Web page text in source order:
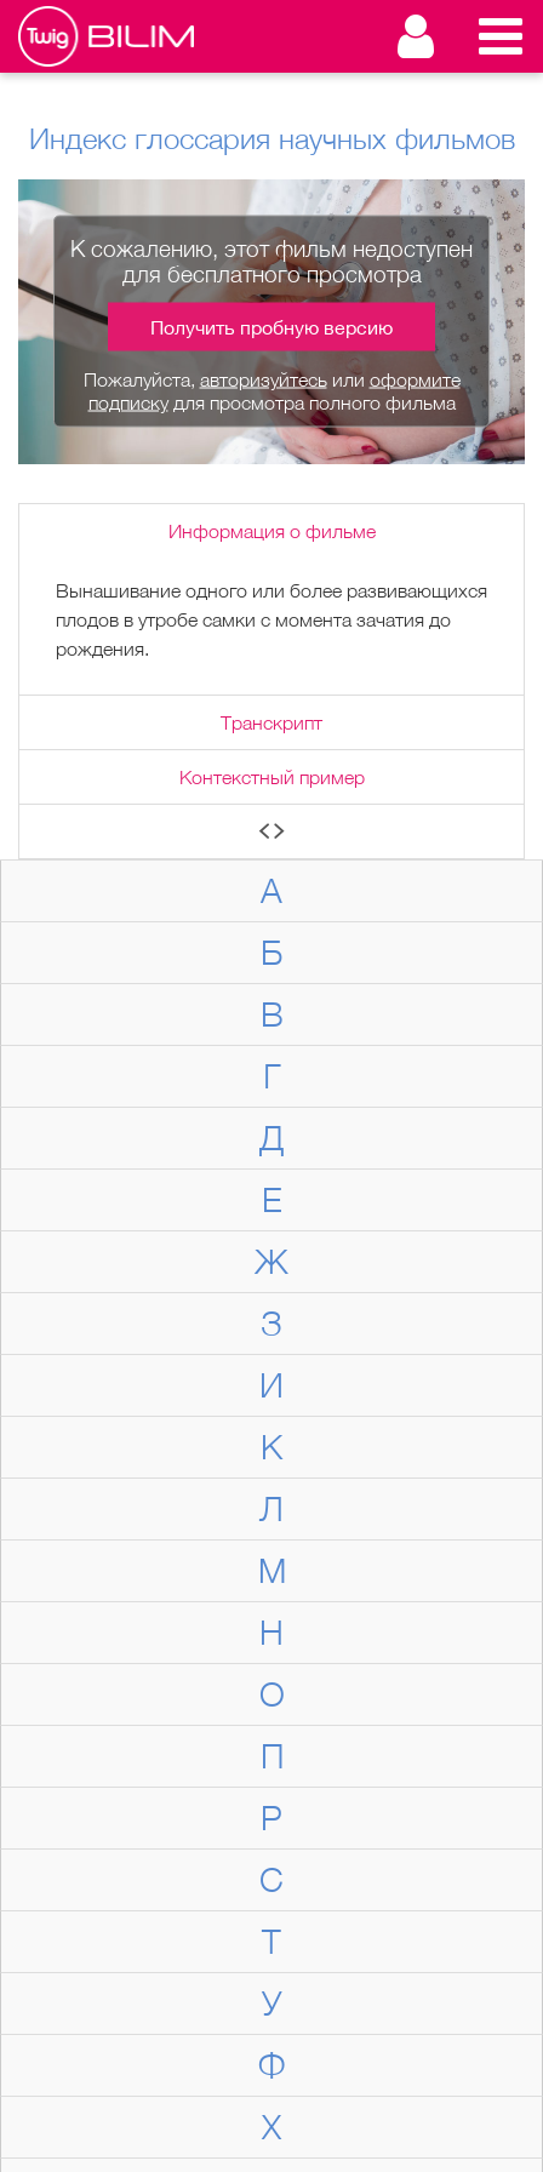
Индекс глоссария научных фильмов
А
Б
В
Г
Д
Е
Ж
З
И
К
Л
М
Н
О
П
Р
С
Т
У
Ф
Х
К сожалению, этот фильм недоступен
для бесплатного просмотра
Получить пробную версию
Пожалуйста, авторизуйтесьили оформите
подпискудля просмотра полного фильма
Информация о фильме
Вынашивание одного или более развивающихся
плодов в утробе самки с момента зачатия до
рождения.
Транскрипт
Контекстный пример